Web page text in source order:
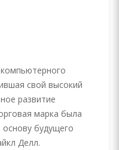
свой высокий
развитие
марка была
будущего
Делл.